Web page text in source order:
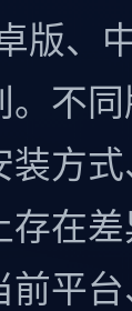
版、
。不
装方
存在
前平